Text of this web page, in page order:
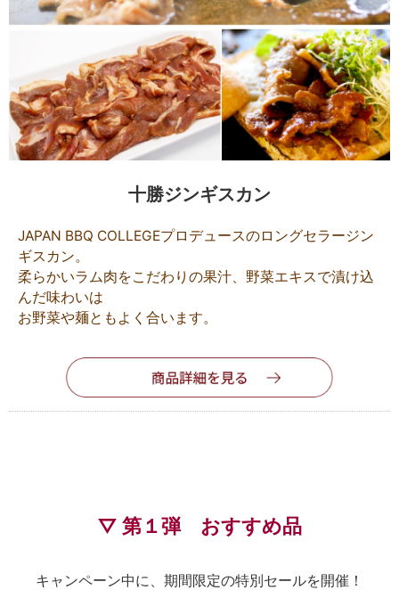
十勝ジンギスカン
JAPAN BBQ COLLEGEプロデュースのロングセラージン
ギスカン。
柔らかいラム肉をこだわりの果汁、野菜エキスで漬け込
んだ味わいは
お野菜や麺ともよく合います。
▽ 第１弾 おすすめ品
キャンペーン中に、期間限定の特別セールを開催！